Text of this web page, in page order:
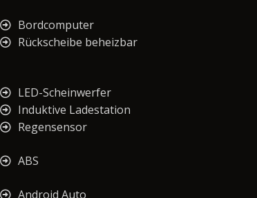
Bordcomputer
Rückscheibe beheizbar
LED-Scheinwerfer
Induktive Ladestation
Regensensor
ABS
Android Auto